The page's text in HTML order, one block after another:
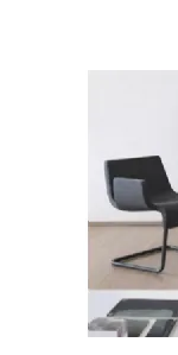
Mobili
Librerie
Vetrine
Pareti
Porta Tv